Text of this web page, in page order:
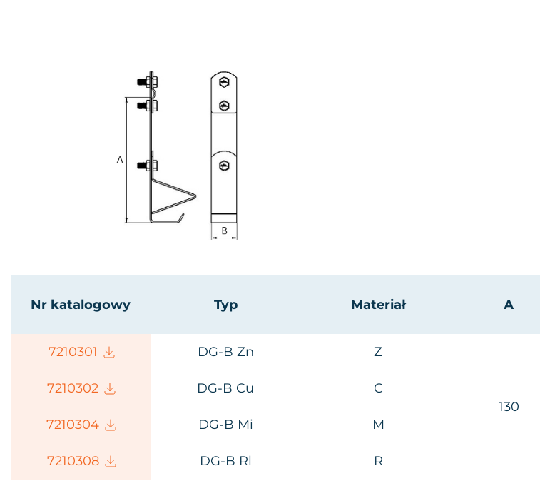
Nr katalogowy Typ Materiał А
7210301 DG-B Zn Z
130
7210302 DG-B Cu C
7210304 DG-B Mi M
7210308 DG-B Rl R